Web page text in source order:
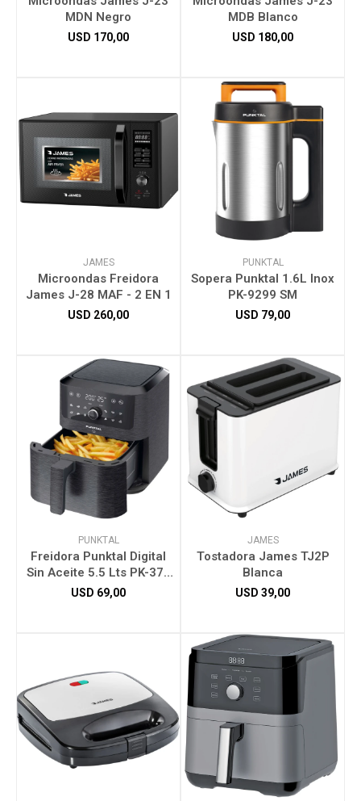
MDN Negro
USD 170,00
MDB Blanco
USD 180,00
JAMES
Microondas Freidora
James J-28 MAF - 2 EN 1
USD 260,00
PUNKTAL
Sopera Punktal 1.6L Inox
PK-9299 SM
USD 79,00
PUNKTAL
Freidora Punktal Digital
Sin Aceite 5.5 Lts PK-374
FD
USD 69,00
JAMES
Tostadora James TJ2P
Blanca
USD 39,00
Bebés
Otros